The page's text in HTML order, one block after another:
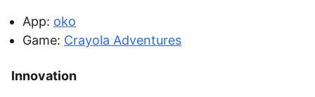
App: oko
Game: Crayola Adventures
Innovation